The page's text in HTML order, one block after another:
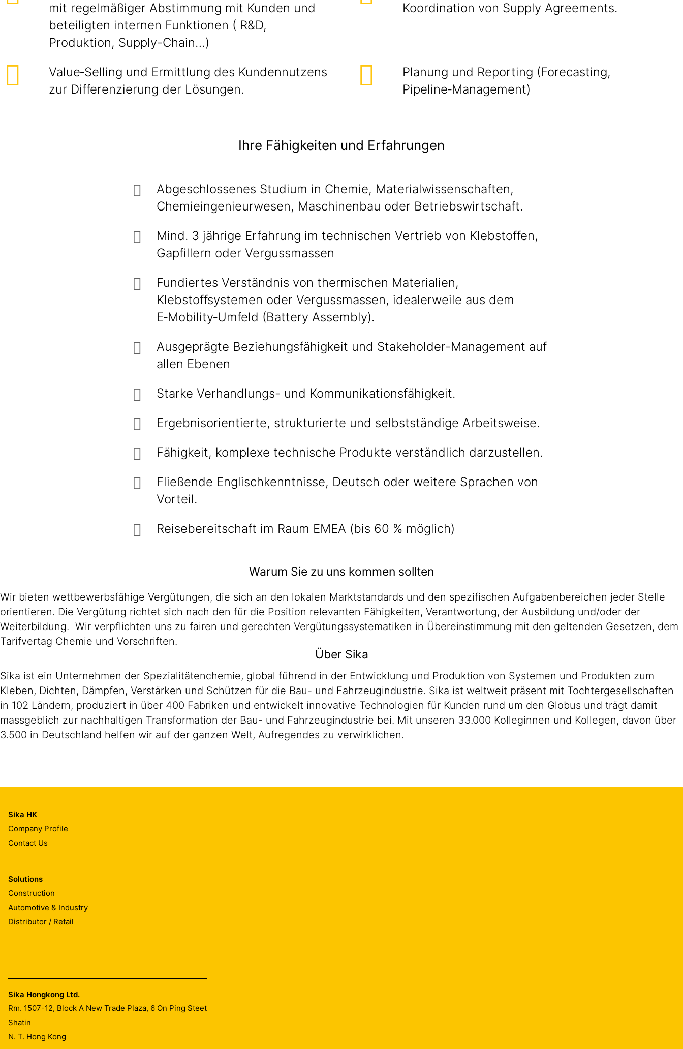
mit regelmäßiger Abstimmung mit Kunden und
beteiligten internen Funktionen ( R&D,
Produktion, Supply-Chain…)
Koordination von Supply Agreements.
Value‑Selling und Ermittlung des Kundennutzens
zur Differenzierung der Lösungen.
Planung und Reporting (Forecasting,
Pipeline‑Management)
Ihre Fähigkeiten und Erfahrungen
Abgeschlossenes Studium in Chemie, Materialwissenschaften,
Chemieingenieurwesen, Maschinenbau oder Betriebswirtschaft.
Mind. 3 jährige Erfahrung im technischen Vertrieb von Klebstoffen,
Gapfillern oder Vergussmassen
Fundiertes Verständnis von thermischen Materialien,
Klebstoffsystemen oder Vergussmassen, idealerweile aus dem
E‑Mobility‑Umfeld (Battery Assembly).
Ausgeprägte Beziehungsfähigkeit und Stakeholder-Management auf
allen Ebenen
Starke Verhandlungs- und Kommunikationsfähigkeit.
Ergebnisorientierte, strukturierte und selbstständige Arbeitsweise.
Fähigkeit, komplexe technische Produkte verständlich darzustellen.
Fließende Englischkenntnisse, Deutsch oder weitere Sprachen von
Vorteil.
Reisebereitschaft im Raum EMEA (bis 60 % möglich)
Warum Sie zu uns kommen sollten
Wir bieten wettbewerbsfähige Vergütungen, die sich an den lokalen Marktstandards und den spezifischen Aufgabenbereichen jeder Stelle
orientieren. Die Vergütung richtet sich nach den für die Position relevanten Fähigkeiten, Verantwortung, der Ausbildung und/oder der
Weiterbildung. Wir verpflichten uns zu fairen und gerechten Vergütungssystematiken in Übereinstimmung mit den geltenden Gesetzen, dem
Tarifvertag Chemie und Vorschriften.
Über Sika
Sika ist ein Unternehmen der Spezialitätenchemie, global führend in der Entwicklung und Produktion von Systemen und Produkten zum
Kleben, Dichten, Dämpfen, Verstärken und Schützen für die Bau- und Fahrzeugindustrie. Sika ist weltweit präsent mit Tochtergesellschaften
in 102 Ländern, produziert in über 400 Fabriken und entwickelt innovative Technologien für Kunden rund um den Globus und trägt damit
massgeblich zur nachhaltigen Transformation der Bau- und Fahrzeugindustrie bei. Mit unseren 33.000 Kolleginnen und Kollegen, davon über
3.500 in Deutschland helfen wir auf der ganzen Welt, Aufregendes zu verwirklichen.
Sika HK
Company Profile
Contact Us
Solutions
Construction
Automotive & Industry
Distributor / Retail
Sika Hongkong Ltd.
Rm. 1507-12, Block A New Trade Plaza, 6 On Ping Steet
Shatin
N. T. Hong Kong